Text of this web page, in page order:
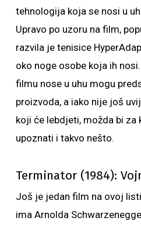
tehnologija koja se nosi u
Upravo po uzoru na film,
razvila je tenisice
oko noge osobe koja ih
filmu nose u uhu mogu
proizvoda, a iako nije još
koji će lebdjeti, možda bi za
upoznati i takvo nešto.
Terminator (1984):
Još je jedan film na ovoj
ima Arnolda